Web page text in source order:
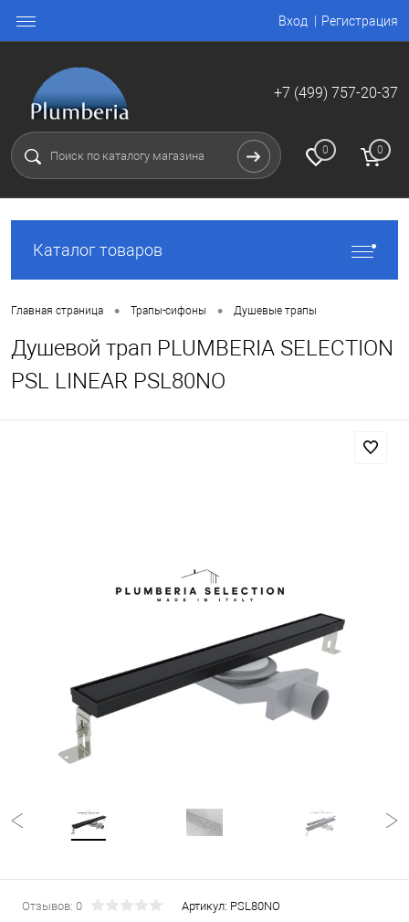
Вход Регистрация
+7 (499) 757-20-37
0 0
Каталог товаров
Главная страница • Трапы-сифоны • Душевые трапы
Душевой трап PLUMBERIA SELECTION
PSL LINEAR PSL80NO
Отзывов: 0 Артикул: PSL80NO